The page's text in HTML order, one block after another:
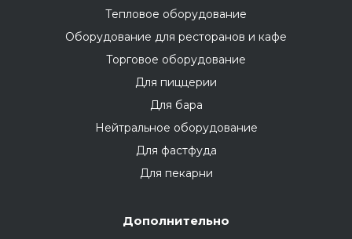
Тепловое оборудование
Оборудование для ресторанов и кафе
Торговое оборудование
Для пиццерии
Для бара
Нейтральное оборудование
Для фастфуда
Для пекарни
Дополнительно